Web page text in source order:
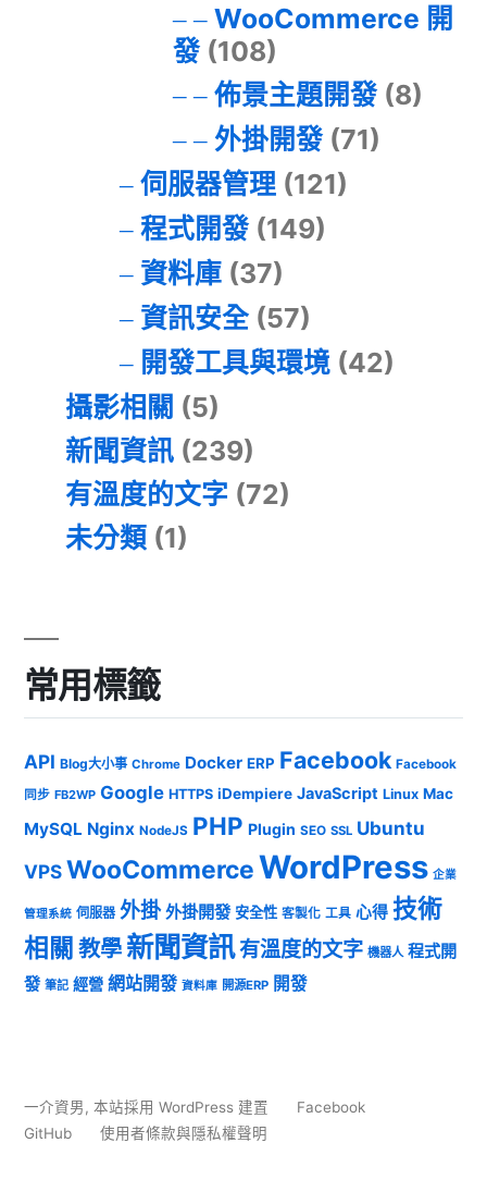
WooCommerce 開
發(108)
佈景主題開發(8)
外掛開發(71)
伺服器管理(121)
程式開發(149)
資料庫(37)
資訊安全(57)
開發工具與環境(42)
攝影相關 (5)
新聞資訊 (239)
有溫度的文字 (72)
未分類 (1)
常用標籤
API Blog大小事 Chrome Docker ERP Facebook Facebook
同步 FB2WP Google HTTPS iDempiere JavaScript Linux Mac
MySQL Nginx NodeJS PHP Plugin SEO SSL Ubuntu
VPSWooCommerceWordPress 企業
管理系統 伺服器 外掛 外掛開發 安全性 客製化 工具 心得 技術
相關 教學 新聞資訊有溫度的文字 機器人 程式開
發 筆記 經營 網站開發 資料庫 開源ERP 開發
一介資男, 本站採用 WordPress 建置
Facebook
GitHub
使用者條款與隱私權聲明